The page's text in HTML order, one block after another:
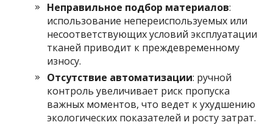
Неправильное подбор материалов:
использование непереиспользуемых или
несоответствующих условий эксплуатации
тканей приводит к преждевременному
износу.
Отсутствие автоматизации: ручной
контроль увеличивает риск пропуска
важных моментов, что ведет к ухудшению
экологических показателей и росту затрат.